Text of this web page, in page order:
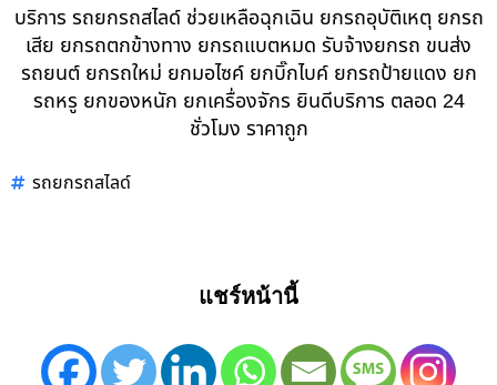
บริการ รถยกรถสไลด์ ช่วยเหลือฉุกเฉิน ยกรถอุบัติเหตุ ยกรถ
เสีย ยกรถตกข้างทาง ยกรถแบตหมด รับจ้างยกรถ ขนส่ง
รถยนต์ ยกรถใหม่ ยกมอไซค์ ยกบิ๊กไบค์ ยกรถป้ายแดง ยก
รถหรู ยกของหนัก ยกเครื่องจักร ยินดีบริการ ตลอด 24
ชั่วโมง ราคาถูก
รถยกรถสไลด์
แชร์หน้านี้